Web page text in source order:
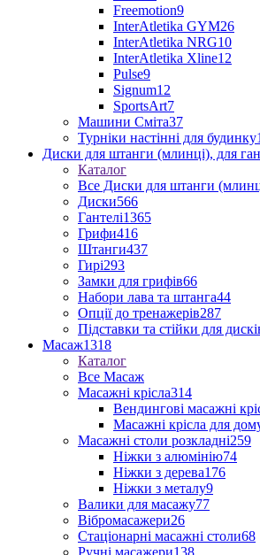
Freemotion9
InterAtletika GYM26
InterAtletika NRG10
InterAtletika Xline12
Pulse9
Signum12
SportsArt7
Машини Сміта37
Турніки настінні для будинку
Диски для штанги (млинці), для
Каталог
Все Диски для штанги
Диски566
Гантелі1365
Грифи416
Штанги437
Гирі293
Замки для грифів66
Набори лава та штанга44
Опції до тренажерів287
Підставки та стійки для
Масаж1318
Каталог
Все Масаж
Масажні крісла314
Вендингові масажні
Масажні крісла для
Масажні столи розкладні259
Ніжки з алюмінію74
Ніжки з дерева176
Ніжки з металу9
Валики для масажу77
Вібромасажери26
Стаціонарні масажні столи68
Ручні масажери138